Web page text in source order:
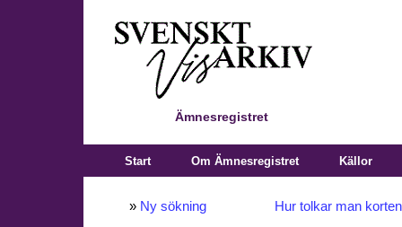
Ämnesregistret
Start Om Ämnesregistret Källor
» Ny sökning Hur tolkar man